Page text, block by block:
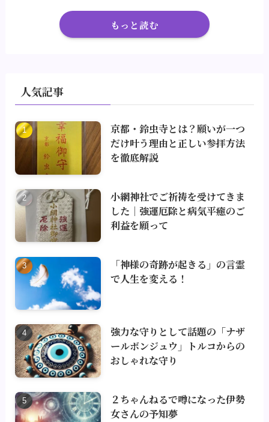
もっと読む
人気記事
京都・鈴虫寺とは？願いが一つ
だけ叶う理由と正しい参拝方法
を徹底解説
小網神社でご祈祷を受けてきま
した｜強運厄除と病気平癒のご
利益を願って
「神様の奇跡が起きる」の言霊
で人生を変える！
強力な守りとして話題の「ナザ
ールボンジュウ」トルコからの
おしゃれな守り
２ちゃんねるで噂になった伊勢
女さんの予知夢